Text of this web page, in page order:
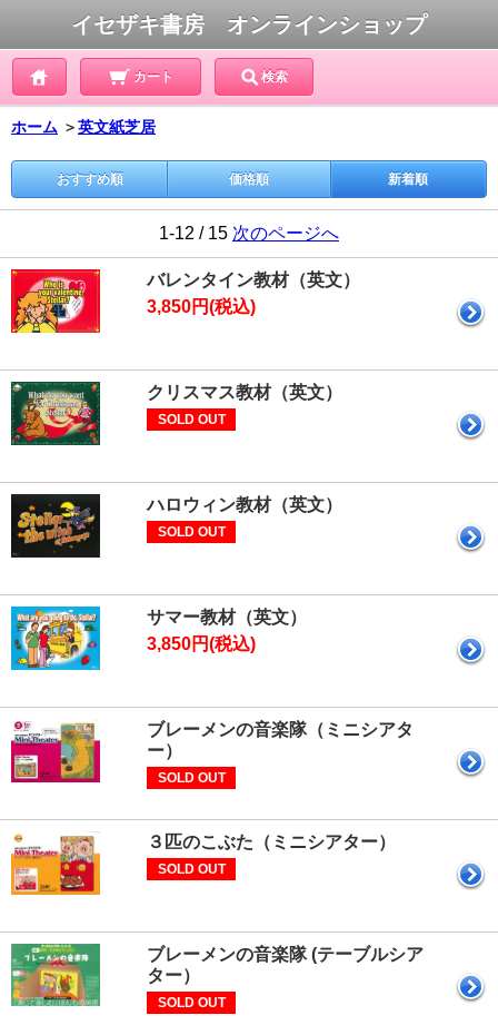
イセザキ書房 オンラインショップ
カート 検索
ホーム ＞英文紙芝居
おすすめ順 価格順 新着順
1-12 / 15 次のページへ
バレンタイン教材（英文）
3,850円(税込)
クリスマス教材（英文）
SOLD OUT
ハロウィン教材（英文）
SOLD OUT
サマー教材（英文）
3,850円(税込)
ブレーメンの音楽隊（ミニシアタ
ー）
SOLD OUT
３匹のこぶた（ミニシアター）
SOLD OUT
ブレーメンの音楽隊 (テーブルシア
ター）
SOLD OUT